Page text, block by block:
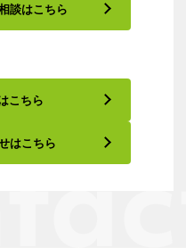
談はこちら
こちら
はこちら